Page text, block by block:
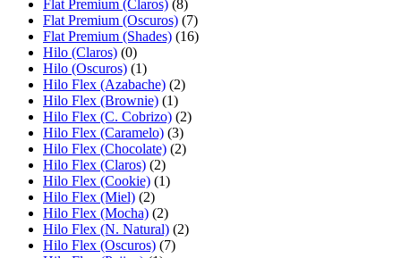
Flat Premium (Claros) (8)
Flat Premium (Oscuros) (7)
Flat Premium (Shades) (16)
Hilo (Claros) (0)
Hilo (Oscuros) (1)
Hilo Flex (Azabache) (2)
Hilo Flex (Brownie) (1)
Hilo Flex (C. Cobrizo) (2)
Hilo Flex (Caramelo) (3)
Hilo Flex (Chocolate) (2)
Hilo Flex (Claros) (2)
Hilo Flex (Cookie) (1)
Hilo Flex (Miel) (2)
Hilo Flex (Mocha) (2)
Hilo Flex (N. Natural) (2)
Hilo Flex (Oscuros) (7)